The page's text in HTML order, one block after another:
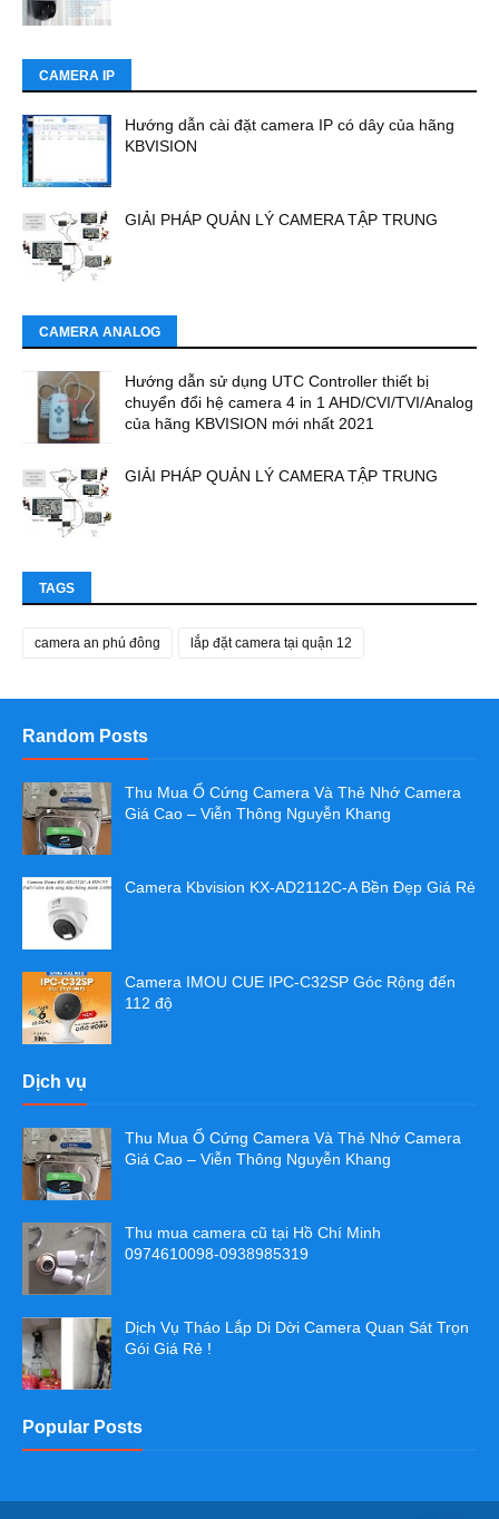
CAMERA IP
Hướng dẫn cài đặt camera IP có dây của hãng
KBVISION
GIẢI PHÁP QUẢN LÝ CAMERA TẬP TRUNG
CAMERA ANALOG
Hướng dẫn sử dụng UTC Controller thiết bị
chuyển đổi hệ camera 4 in 1 AHD/CVI/TVI/Analog
của hãng KBVISION mới nhất 2021
GIẢI PHÁP QUẢN LÝ CAMERA TẬP TRUNG
TAGS
camera an phú đông lắp đặt camera tại quận 12
Random Posts
Thu Mua Ổ Cứng Camera Và Thẻ Nhớ Camera
Giá Cao – Viễn Thông Nguyễn Khang
Camera Kbvision KX-AD2112C-A Bền Đẹp Giá Rẻ
Camera IMOU CUE IPC-C32SP Góc Rộng đến
112 độ
Dịch vụ
Thu Mua Ổ Cứng Camera Và Thẻ Nhớ Camera
Giá Cao – Viễn Thông Nguyễn Khang
Thu mua camera cũ tại Hồ Chí Minh
0974610098-0938985319
Dịch Vụ Tháo Lắp Di Dời Camera Quan Sát Trọn
Gói Giá Rẻ !
Popular Posts